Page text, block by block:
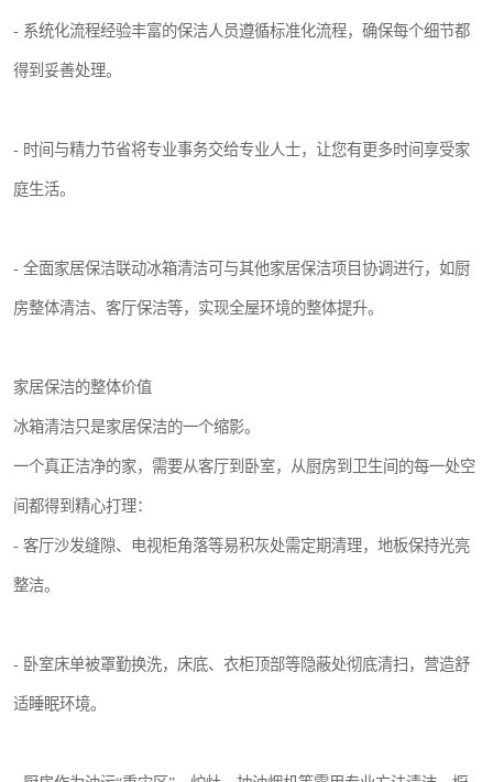
- 系统化流程经验丰富的保洁人员遵循标准化流程，确保每个细节都
得到妥善处理。
- 时间与精力节省将专业事务交给专业人士，让您有更多时间享受家
庭生活。
- 全面家居保洁联动冰箱清洁可与其他家居保洁项目协调进行，如厨
房整体清洁、客厅保洁等，实现全屋环境的整体提升。
家居保洁的整体价值
冰箱清洁只是家居保洁的一个缩影。
一个真正洁净的家，需要从客厅到卧室，从厨房到卫生间的每一处空
间都得到精心打理：
- 客厅沙发缝隙、电视柜角落等易积灰处需定期清理，地板保持光亮
整洁。
- 卧室床单被罩勤换洗，床底、衣柜顶部等隐蔽处彻底清扫，营造舒
适睡眠环境。